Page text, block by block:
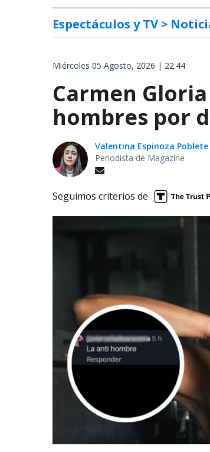
Espectáculos y TV >
Miércoles 05 Agosto, 2026 | 22:44
Carmen
hombres por
Valentina Espinoza Poblete
Periodista de Magazine
Seguimos criterios de